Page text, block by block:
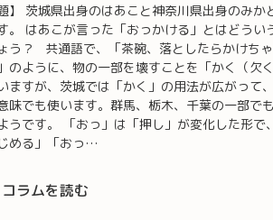
】 茨城県出身のはあこと神奈川県出身のみか
。 はあこが言った「おっかける」とはどうい
う？ 共通語で、「茶碗、落としたらかけち
のように、物の一部を壊すことを「かく（欠く
ますが、茨城では「かく」の用法が広がって
味でも使います。群馬、栃木、千葉の一部で
うです。 「おっ」は「押し」が変化した形で
める」「おっ…
コラムを読む